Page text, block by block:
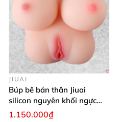
JIUAI
Búp bê bán thân Jiuai
silicon nguyên khối ngực
âm đạo thật
1.150.000₫